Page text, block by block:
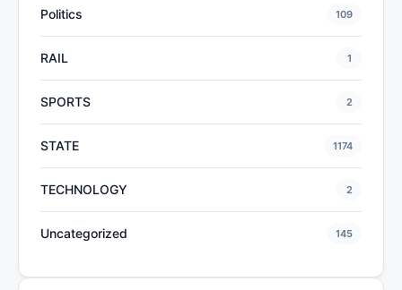
Politics 109
RAIL 1
SPORTS 2
STATE 1174
TECHNOLOGY 2
Uncategorized 145